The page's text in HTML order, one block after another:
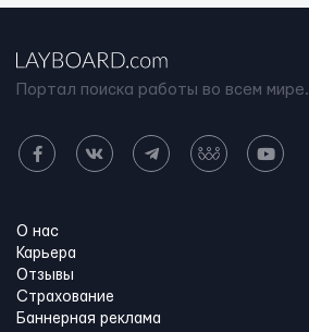
Портал поиска работы во всем мире.
О нас
Карьера
Отзывы
Страхование
Баннерная реклама